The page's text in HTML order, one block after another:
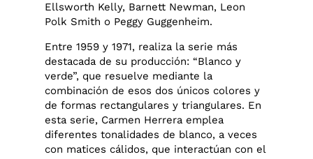
Ellsworth Kelly, Barnett Newman, Leon
Polk Smith o Peggy Guggenheim.
Entre 1959 y 1971, realiza la serie más
destacada de su producción: “Blanco y
verde”, que resuelve mediante la
combinación de esos dos únicos colores y
de formas rectangulares y triangulares. En
esta serie, Carmen Herrera emplea
diferentes tonalidades de blanco, a veces
con matices cálidos, que interactúan con el